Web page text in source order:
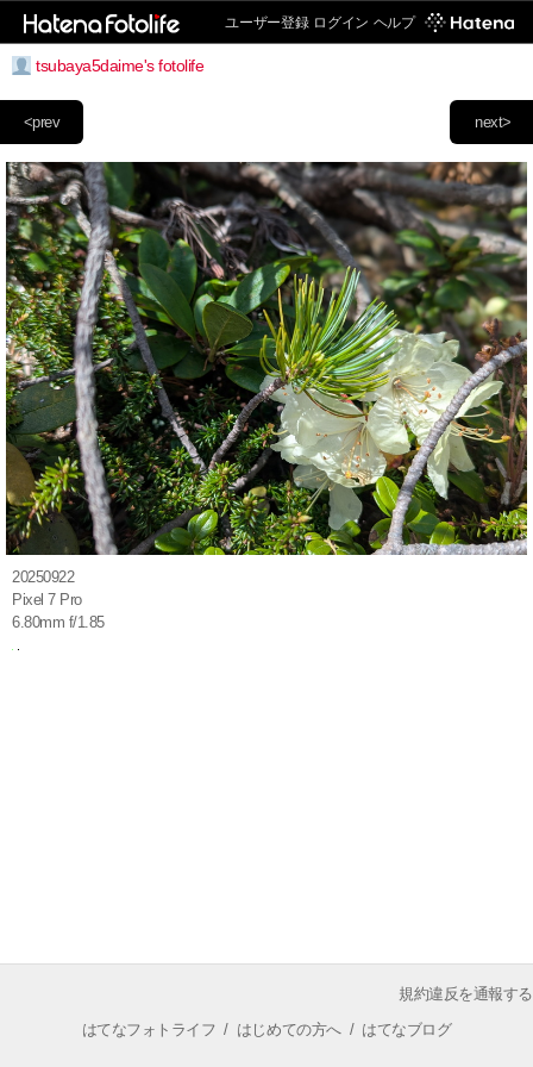
ユーザー登録 ログイン ヘルプ
tsubaya5daime's fotolife
next>
<prev
20250922
Pixel 7 Pro
6.80mm f/1.85
規約違反を通報する
はてなフォトライフ / はじめての方へ/ はてなブログ